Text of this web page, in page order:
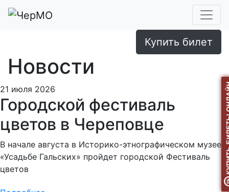
Новости
Купить билет
21 июля 2026
Городской фестиваль
цветов в Череповце
В начале августа в Историко-этнографическом музее
«Усадьбе Гальских» пройдет городской Фестиваль
цветов